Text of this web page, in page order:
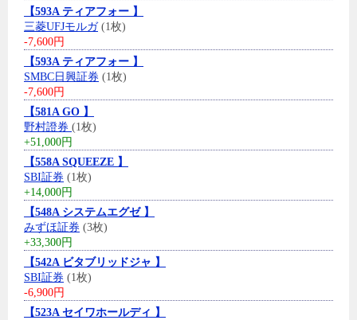
【593A ティアフォー 】
三菱UFJモルガ(1枚)
-7,600円
【593A ティアフォー 】
SMBC日興証券 (1枚)
-7,600円
【581A GO 】
野村證券 (1枚)
+51,000円
【558A SQUEEZE 】
SBI証券 (1枚)
+14,000円
【548A システムエグゼ 】
みずほ証券 (3枚)
+33,300円
【542A ビタブリッドジャ 】
SBI証券 (1枚)
-6,900円
【523A セイワホールディ 】